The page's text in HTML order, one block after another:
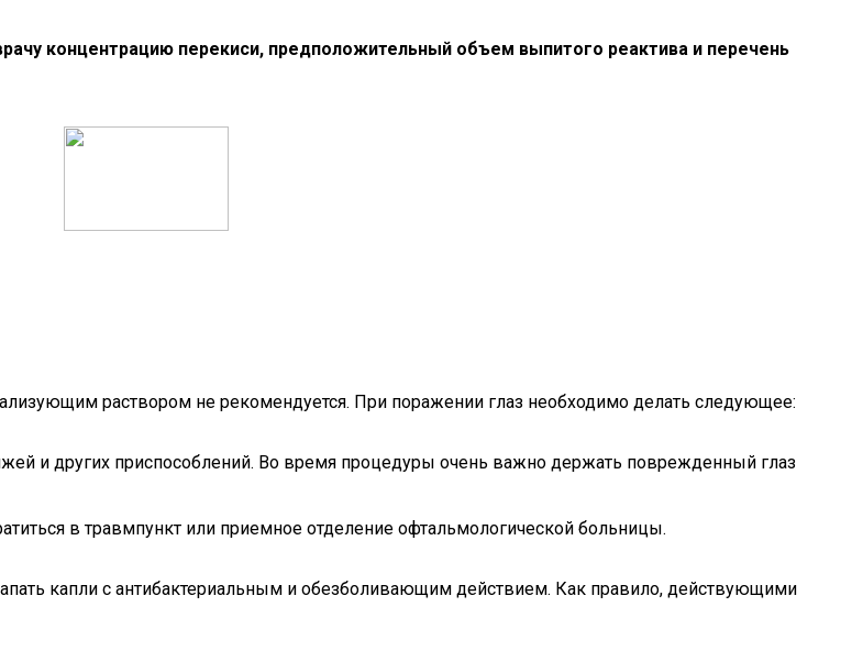
концентрацию перекиси, предположительный объем выпитого реактива и перечень
раствором не рекомендуется. При поражении глаз необходимо делать следующее:
и других приспособлений. Во время процедуры очень важно держать поврежденный глаз
в травмпункт или приемное отделение офтальмологической больницы.
капли с антибактериальным и обезболивающим действием. Как правило, действующими